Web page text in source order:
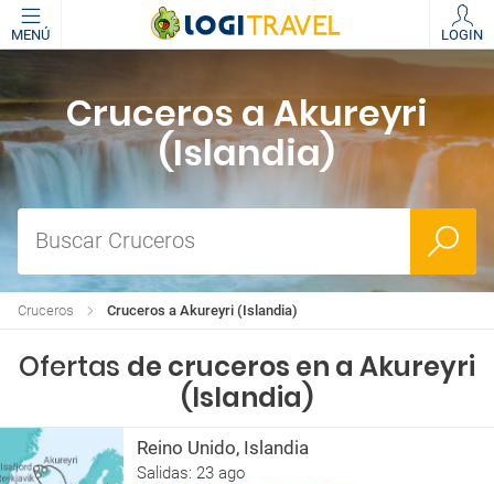
MENÚ LOGIN
Cruceros a Akureyri
(Islandia)
Buscar Cruceros
Cruceros a Akureyri (Islandia)
Cruceros
Ofertas de cruceros en a Akureyri
(Islandia)
Reino Unido, Islandia
Salidas: 23 ago